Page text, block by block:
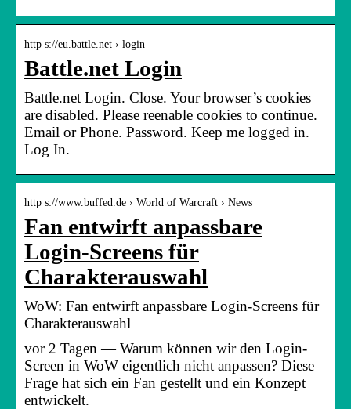
http s://eu.battle.net › login
Battle.net Login
Battle.net Login. Close. Your browser’s cookies
are disabled. Please reenable cookies to continue.
Email or Phone. Password. Keep me logged in.
Log In.
http s://www.buffed.de › World of Warcraft › News
Fan entwirft anpassbare
Login-Screens für
Charakterauswahl
WoW: Fan entwirft anpassbare Login-Screens für
Charakterauswahl
vor 2 Tagen — Warum können wir den Login-
Screen in WoW eigentlich nicht anpassen? Diese
Frage hat sich ein Fan gestellt und ein Konzept
entwickelt.